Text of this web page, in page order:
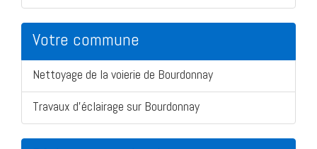
Votre commune
Nettoyage de la voierie de Bourdonnay
Travaux d'éclairage sur Bourdonnay